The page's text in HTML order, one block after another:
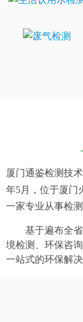
厦门通鉴检测技
年5月，位于厦门
一家专业从事检
基于遍布全省
境检测、环保咨
一站式的环保解